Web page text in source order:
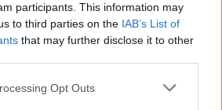
participants. This information may
to third parties on the IAB’s List of
that may further disclose it to other
Opt Outs